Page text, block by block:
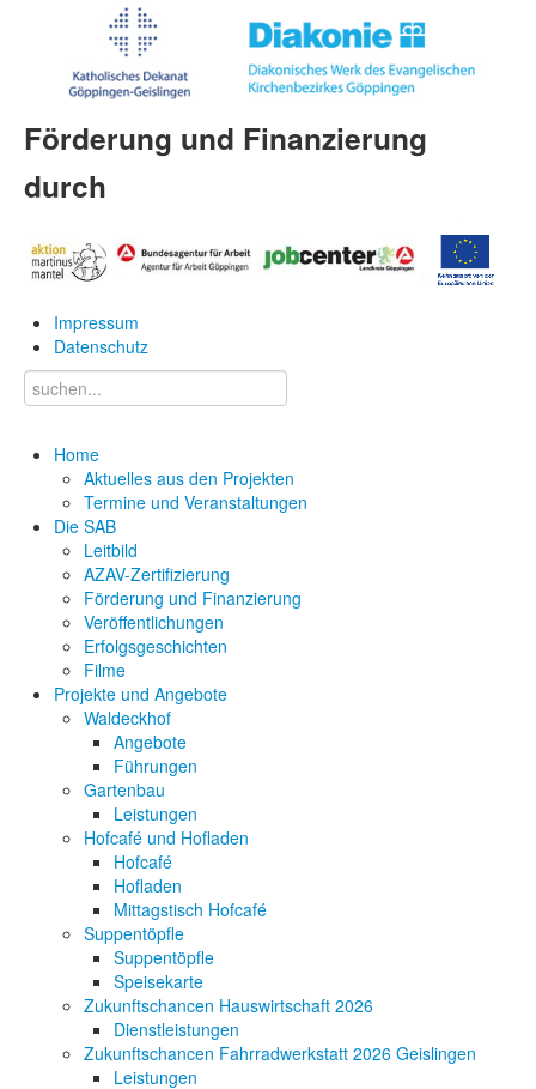
Förderung und Finanzierung
durch
Impressum
Datenschutz
Home
Aktuelles aus den Projekten
Termine und Veranstaltungen
Die SAB
Leitbild
AZAV-Zertifizierung
Förderung und Finanzierung
Veröffentlichungen
Erfolgsgeschichten
Filme
Projekte und Angebote
Waldeckhof
Angebote
Führungen
Gartenbau
Leistungen
Hofcafé und Hofladen
Hofcafé
Hofladen
Mittagstisch Hofcafé
Suppentöpfle
Suppentöpfle
Speisekarte
Zukunftschancen Hauswirtschaft 2026
Dienstleistungen
Zukunftschancen Fahrradwerkstatt 2026 Geislingen
Leistungen